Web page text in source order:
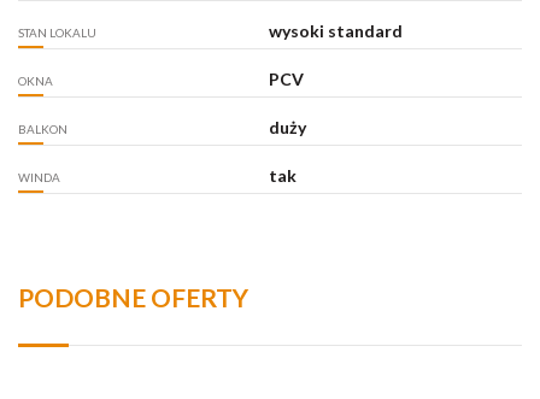
STAN LOKALU wysoki standard
OKNA PCV
BALKON duży
WINDA tak
PODOBNE OFERTY